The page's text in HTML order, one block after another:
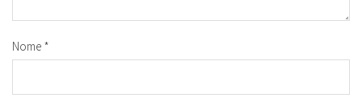
Nome *